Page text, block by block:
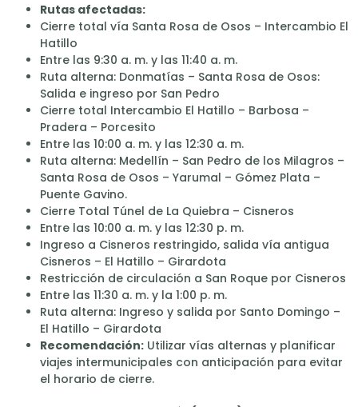
Rutas afectadas:
Cierre total vía Santa Rosa de Osos – Intercambio El
Hatillo
Entre las 9:30 a. m. y las 11:40 a. m.
Ruta alterna: Donmatías – Santa Rosa de Osos:
Salida e ingreso por San Pedro
Cierre total Intercambio El Hatillo – Barbosa –
Pradera – Porcesito
Entre las 10:00 a. m. y las 12:30 a. m.
Ruta alterna: Medellín – San Pedro de los Milagros –
Santa Rosa de Osos – Yarumal – Gómez Plata –
Puente Gavino.
Cierre Total Túnel de La Quiebra – Cisneros
Entre las 10:00 a. m. y las 12:30 p. m.
Ingreso a Cisneros restringido, salida vía antigua
Cisneros – El Hatillo – Girardota
Restricción de circulación a San Roque por Cisneros
Entre las 11:30 a. m. y la 1:00 p. m.
Ruta alterna: Ingreso y salida por Santo Domingo –
El Hatillo – Girardota
Recomendación: Utilizar vías alternas y planificar
viajes intermunicipales con anticipación para evitar
el horario de cierre.